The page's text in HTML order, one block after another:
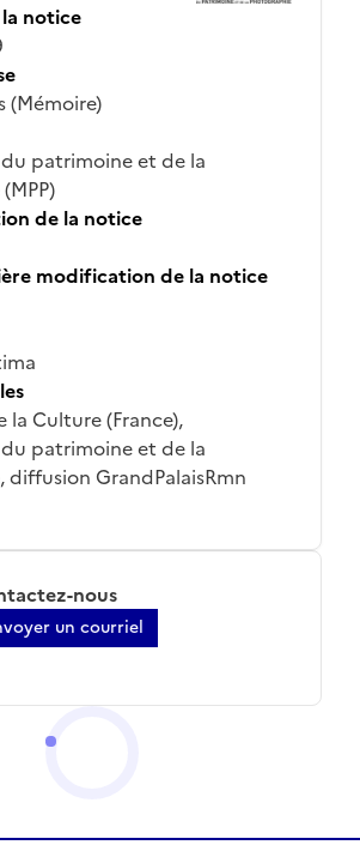
notice
(Mémoire)
patrimoine et de la
de la notice
modification de la notice
Culture (France),
patrimoine et de la
GrandPalaisRmn
nous
un courriel